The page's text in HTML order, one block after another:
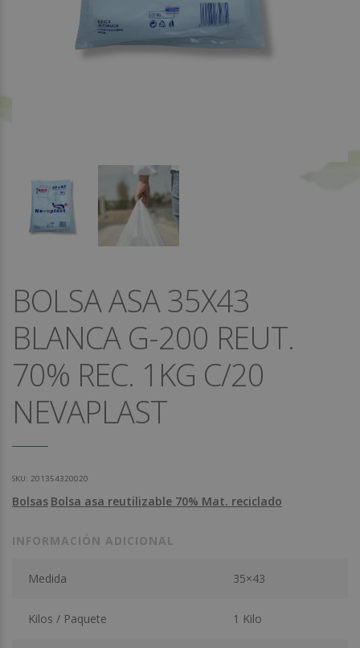
BOLSA ASA 35X43
BLANCA G-200 REUT.
70% REC. 1KG C/20
NEVAPLAST
SKU: 201354320020
Bolsas Bolsa asa reutilizable 70% Mat. reciclado
INFORMACIÓN ADICIONAL
Medida 35×43
Kilos / Paquete 1 Kilo